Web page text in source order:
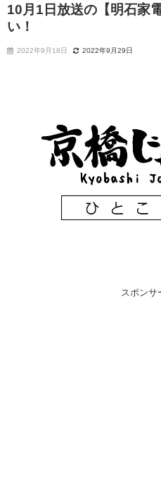
10月1日放送の【明石家
い！
2022年9月18日 2022年9月29日
スポンサ